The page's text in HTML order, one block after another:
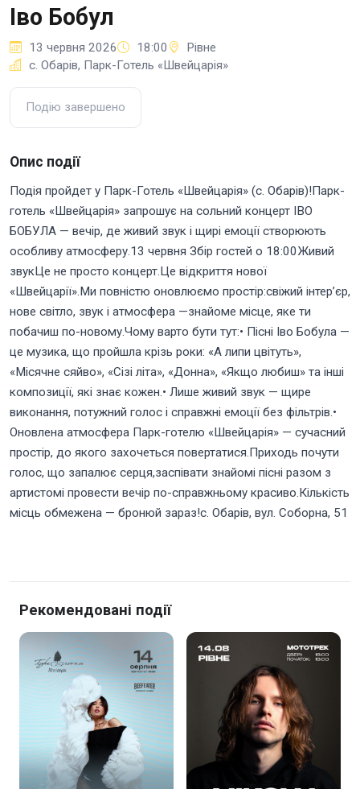
Іво Бобул
13 червня 2026 18:00
Рівне
с. Обарів, Парк-Готель «Швейцарія»
Подію завершено
Опис події
Подія пройдет у Парк-Готель «Швейцарія» (с. Обарів)!Парк-
готель «Швейцарія» запрошує на сольний концерт ІВО
БОБУЛА — вечір, де живий звук і щирі емоції створюють
особливу атмосферу.13 червня Збір гостей о 18:00Живий
звукЦе не просто концерт.Це відкриття нової
«Швейцарії».Ми повністю оновлюємо простір:свіжий інтер’єр,
нове світло, звук і атмосфера —знайоме місце, яке ти
побачиш по-новому.Чому варто бути тут:• Пісні Іво Бобула —
це музика, що пройшла крізь роки: «А липи цвітуть»,
«Місячне сяйво», «Сізі літа», «Донна», «Якщо любиш» та інші
композиції, які знає кожен.• Лише живий звук — щире
виконання, потужний голос і справжні емоції без фільтрів.•
Оновлена атмосфера Парк-готелю «Швейцарія» — сучасний
простір, до якого захочеться повертатися.Приходь почути
голос, що запалює серця,заспівати знайомі пісні разом з
артистомі провести вечір по-справжньому красиво.Кількість
місць обмежена — бронюй зараз!с. Обарів, вул. Соборна, 51
Рекомендовані події